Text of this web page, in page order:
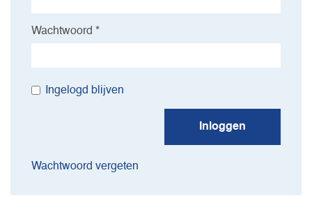
Wachtwoord *
Ingelogd blijven
Inloggen
Wachtwoord vergeten